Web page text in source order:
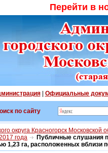
Перейти в
| Официальные
по сайту
округа Красногорск Московской
года
Публичные слушания
1,23 га, расположенных